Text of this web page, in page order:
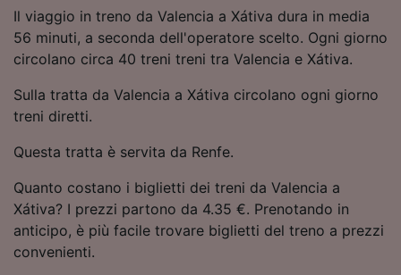
Il viaggio in treno da Valencia a Xátiva dura in media
56 minuti, a seconda dell'operatore scelto. Ogni giorno
circolano circa 40 treni treni tra Valencia e Xátiva.
Sulla tratta da Valencia a Xátiva circolano ogni giorno
treni diretti.
Questa tratta è servita da Renfe.
Quanto costano i biglietti dei treni da Valencia a
Xátiva? I prezzi partono da 4.35 €. Prenotando in
anticipo, è più facile trovare biglietti del treno a prezzi
convenienti.
Utilizzare dati di geolocalizzazione precisi.
Scansione attiva delle caratteristiche del
dispositivo ai fini dell’identificazione.
Archiviare informazioni su dispositivo e/o
accedervi. Pubblicità e contenuti
personalizzati, misurazione delle prestazioni
dei contenuti e degli annunci, ricerche sul
pubblico, sviluppo di servizi.